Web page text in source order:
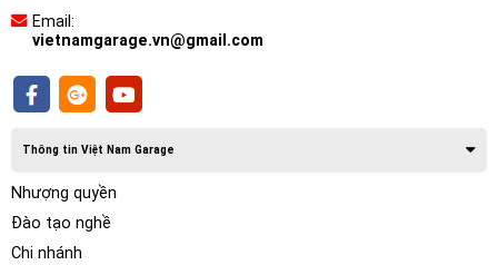
– Đọc được rất nhiều định dạng file nhạc gốc dạng cao như:
Hi – Res (audio), Losless, DSD và DTS.
Email:
vietnamgarage.vn@gmail.com
Thông tin Việt Nam Garage
Nhượng quyền
Đào tạo nghề
Chi nhánh